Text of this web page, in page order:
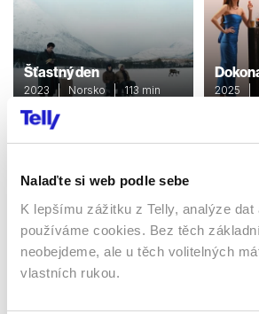
Nalaďte si web podle sebe
K lepšímu zážitku z Telly, analýze dat
používáme cookies. Bez těch
neobejdeme, ale u těch volitelných
vlastních rukou.
Šťastný den
2023 | Norsko | 113 min
2025 |
Sledujte kdekoliv až na 6
Sledovat internetovou televizi
po celé EU, a to až na 6